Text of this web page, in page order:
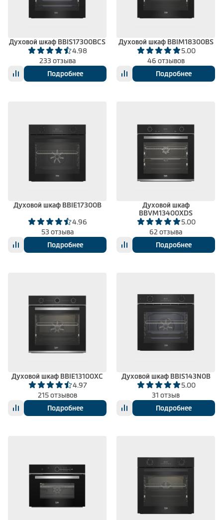
Климатическая техника
Сравнить
Духовой шкаф BBIS17300BCS
4.98
233 отзыва
Подробнее
Духовой шкаф BBIM18300BS
5.00
46 отзывов
Подробнее
Духовой шкаф BBIE17300B
4.96
53 отзыва
Подробнее
Духовой шкаф
BBVM13400XDS
5.00
62 отзыва
Подробнее
Духовой шкаф BBIE13100XC
4.97
215 отзывов
Подробнее
Духовой шкаф BBIS143N0B
5.00
31 отзыв
Подробнее